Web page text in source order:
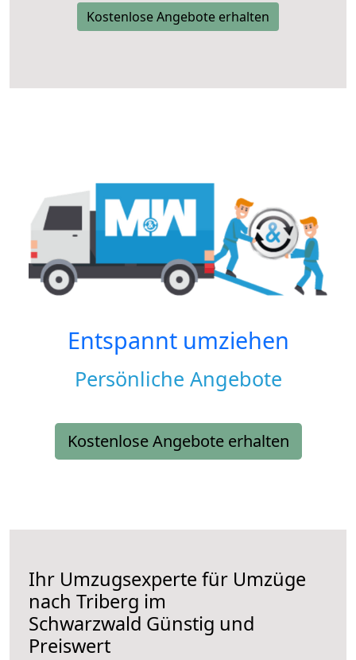
Kostenlose Angebote erhalten
Entspannt umziehen
Persönliche Angebote
Kostenlose Angebote erhalten
Ihr Umzugsexperte für Umzüge
nach Triberg im
Schwarzwald Günstig und
Preiswert